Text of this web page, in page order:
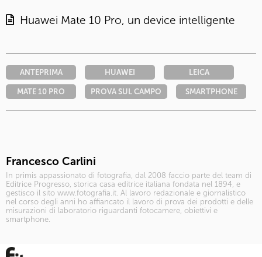
Huawei Mate 10 Pro, un device intelligente
ANTEPRIMA HUAWEI LEICA
MATE 10 PRO PROVA SUL CAMPO SMARTPHONE
Francesco Carlini
In primis appassionato di fotografia, dal 2008 faccio parte del team di
Editrice Progresso, storica casa editrice italiana fondata nel 1894, e
gestisco il sito www.fotografia.it. Al lavoro redazionale e giornalistico
nel corso degli anni ho affiancato il lavoro di prova dei prodotti e delle
misurazioni di laboratorio riguardanti fotocamere, obiettivi e
smartphone.